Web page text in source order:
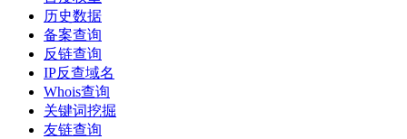
历史数据
备案查询
反链查询
IP反查域名
Whois查询
关键词挖掘
友链查询